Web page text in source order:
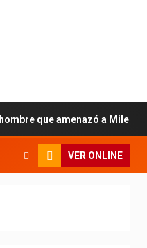
amenazó a Milei
VER ONLINE